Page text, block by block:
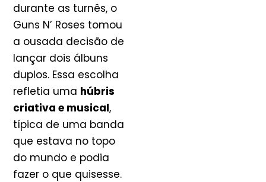
durante as turnês, o
Guns N’ Roses tomou
a ousada decisão de
lançar dois álbuns
duplos. Essa escolha
refletia uma húbris
criativa e musical,
típica de uma banda
que estava no topo
do mundo e podia
fazer o que quisesse.